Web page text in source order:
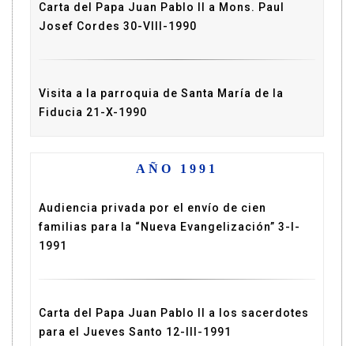
Carta del Papa Juan Pablo II a Mons. Paul
Josef Cordes 30-VIII-1990
Visita a la parroquia de Santa María de la
Fiducia 21-X-1990
AÑO 1991
Audiencia privada por el envío de cien
familias para la “Nueva Evangelización” 3-I-
1991
Carta del Papa Juan Pablo II a los sacerdotes
para el Jueves Santo 12-III-1991